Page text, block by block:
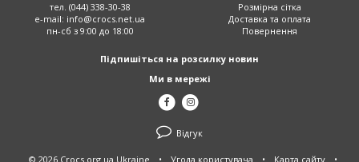
Розмірна сітка
Доставка та оплата
Повернення
тел. (044) 338-30-38
e-mail: info@crocs.net.ua
пн-сб з 9:00 до 18:00
Підпишіться на розсилку новин
Ми в мережі
Відгук
© 2026 Crocs.org.ua Ukraine • Угода користувача • Карта сайту •